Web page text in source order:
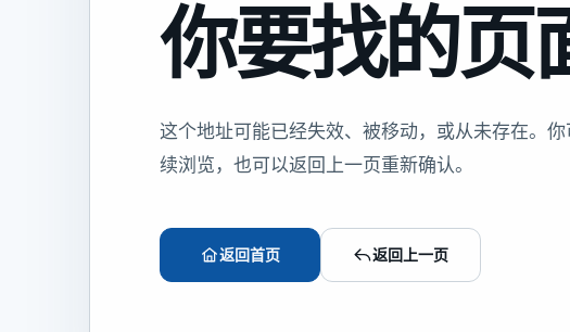
你要找的页
这个地址可能已经失效、被移动，或从未存在。
续浏览，也可以返回上一页重新确认。
返回首页 返回上一页